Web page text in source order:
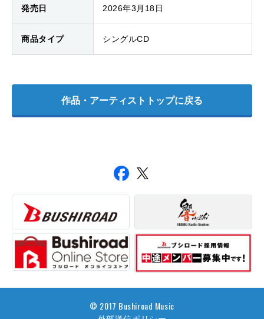
発売日 2026年3月18日
商品タイプ シングルCD
作品・アーティストトップに戻る
© 2017 Bushiroad Music